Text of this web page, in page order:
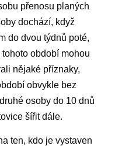
přenosu planých
dochází, když
do dvou týdnů poté,
období mohou
nějaké příznaky,
obvykle bez
osoby do 10 dnů
šířit dále.
ten, kdo je vystaven